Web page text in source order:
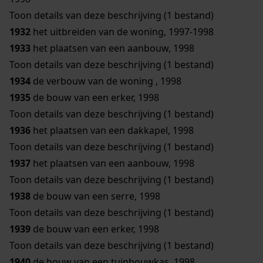
Toon details van deze beschrijving (1 bestand)
1932 het uitbreiden van de woning, 1997-1998
1933 het plaatsen van een aanbouw, 1998
Toon details van deze beschrijving (1 bestand)
1934 de verbouw van de woning , 1998
1935 de bouw van een erker, 1998
Toon details van deze beschrijving (1 bestand)
1936 het plaatsen van een dakkapel, 1998
Toon details van deze beschrijving (1 bestand)
1937 het plaatsen van een aanbouw, 1998
Toon details van deze beschrijving (1 bestand)
1938 de bouw van een serre, 1998
Toon details van deze beschrijving (1 bestand)
1939 de bouw van een erker, 1998
Toon details van deze beschrijving (1 bestand)